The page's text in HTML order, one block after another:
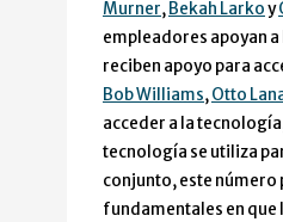
Murner, Bekah Larkoy
empleadores apoyan a
reciben apoyo para
Bob Williams,Otto
acceder a la
tecnología se utiliza
conjunto, este número
fundamentales en que